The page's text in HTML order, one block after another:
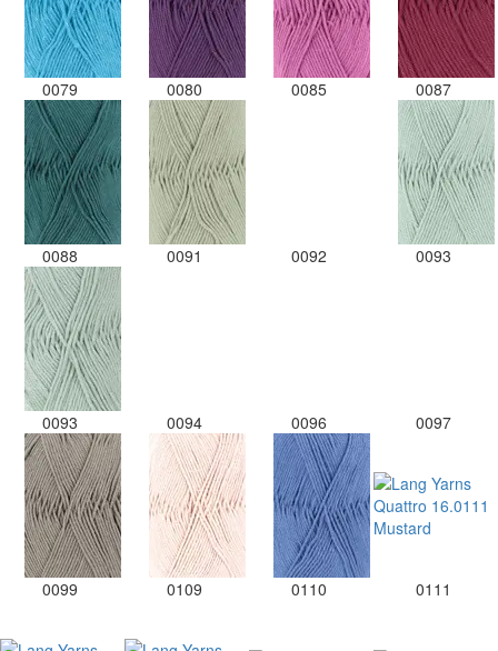
0079 0080 0085 0087
0088 0091 0092 0093
0093 0094 0096 0097
0099 0109 0110 0111